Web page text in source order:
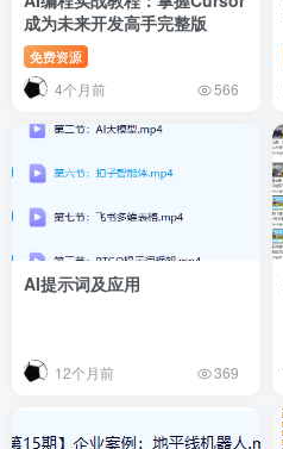
成为未来开发高手完整版
免费资源
4个月前 566
AI提示词及应用
12个月前 369